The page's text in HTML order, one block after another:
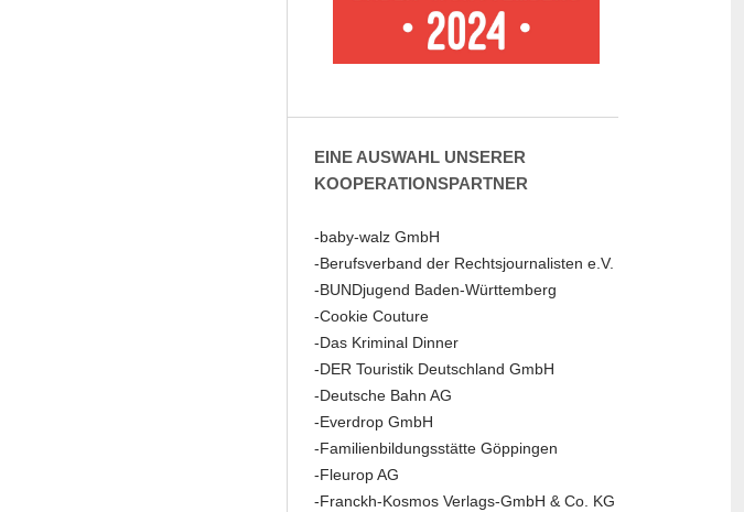
EINE AUSWAHL UNSERER
KOOPERATIONSPARTNER
-baby-walz GmbH
-Berufsverband der Rechtsjournalisten e.V.
-BUNDjugend Baden-Württemberg
-Cookie Couture
-Das Kriminal Dinner
-DER Touristik Deutschland GmbH
-Deutsche Bahn AG
-Everdrop GmbH
-Familienbildungsstätte Göppingen
-Fleurop AG
-Franckh-Kosmos Verlags-GmbH & Co. KG